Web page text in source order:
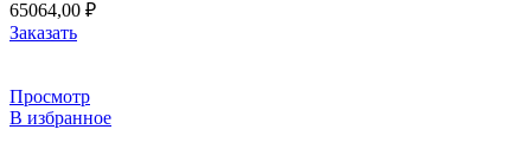
65064,00 ₽
Заказать
Просмотр
В избранное